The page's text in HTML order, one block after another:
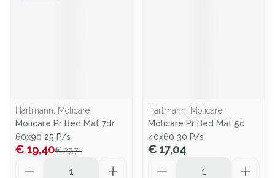
Hartmann, Molicare
Molicare Pr Bed Mat 7dr
60x90 25 P/s
€ 27,71
€ 19,40
Hartmann, Molicare
Molicare Pr Bed Mat 5d
40x60 30 P/s
€ 17,04